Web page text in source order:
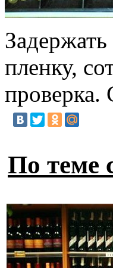
пленку,
проверка.
По теме